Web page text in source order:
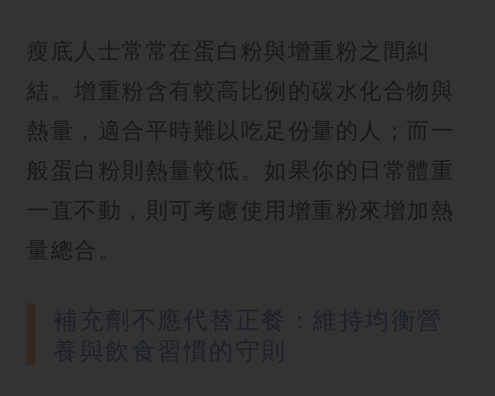
瘦底人士常常在蛋白粉與增重粉之間糾
結。增重粉含有較高比例的碳水化合物與
熱量，適合平時難以吃足份量的人；而一
般蛋白粉則熱量較低。如果你的日常體重
一直不動，則可考慮使用增重粉來增加熱
量總合。